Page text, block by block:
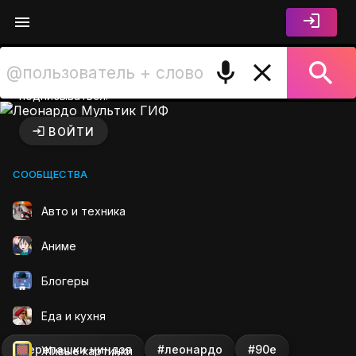
комментировать и
подписываться.
ВОЙТИ
СООБЩЕСТВА
Авто и техника
Аниме
Блогеры
Еда и кухня
Живые картинки
Леонардо Мультик ГИФ на
#черепашки ниндзя #леонардо #90е